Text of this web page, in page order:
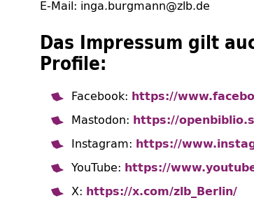
E-Mail: inga.burgmann@zlb.de
Das Impressum gilt
Profile:
Facebook: https://
Mastodon: https://
Instagram: https://
YouTube: https://
X: https://x.com/zlb_Berlin/